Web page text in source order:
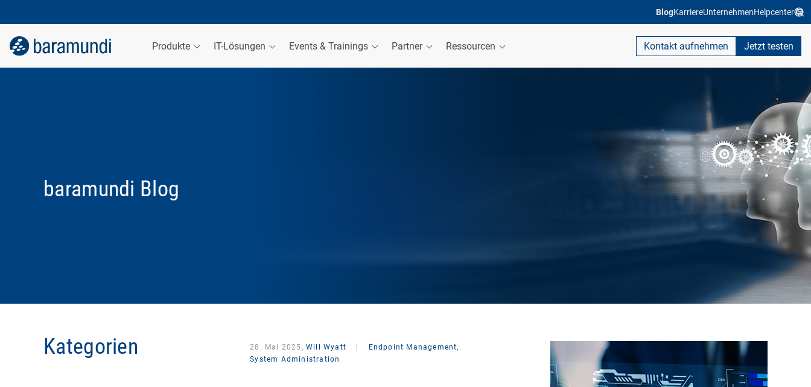
BlogKarriereUnternehmenHelpcenter
Produkte IT-Lösungen Events & Trainings Partner Ressourcen Kontakt aufnehmen Jetzt testen
baramundi Blog
Kategorien 28. Mai 2025, Will Wyatt
Endpoint Management,
System Administration